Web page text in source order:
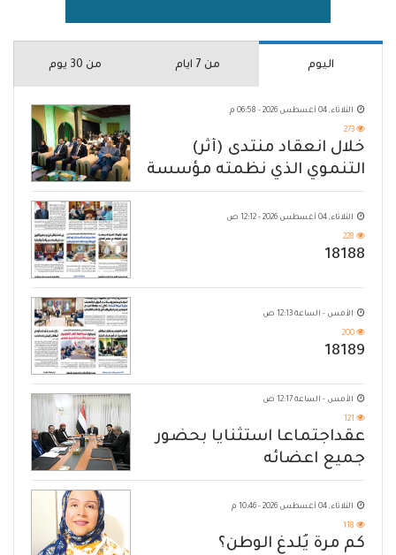
اليوم من 7 ايام من 30 يوم
الثلاثاء, 04 أغسطس 2026 - 06:58 م
273
خلال انعقاد منتدى (أثر)
التنموي الذي نظمته مؤسسة
حضرموت
الثلاثاء, 04 أغسطس 2026 - 12:12 ص
228
18188
الأمس - الساعة 12:13 ص
200
18189
الأمس - الساعة 12:17 ص
121
عقداجتماعا استثنايا بحضور
جميع اعضائه
الثلاثاء, 04 أغسطس 2026 - 10:46 م
118
كم مرة يُلدغ الوطن؟